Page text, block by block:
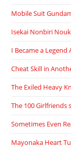
Mobile Suit
Isekai Nonbiri
I Became a Legend
Cheat Skill in
The Exiled Heavy
The 100 Girlfriends
Sometimes Even
Mayonaka Heart